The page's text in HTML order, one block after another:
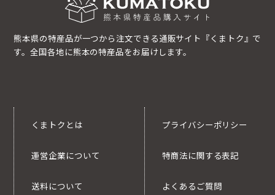
熊本県の特産品が一つから注文できる通販サイト『くまトク』で
す。全国各地に熊本の特産品をお届けします。
くまトクとは
運営企業について
送料について
プライバシーポリシー
特商法に関する表記
よくあるご質問